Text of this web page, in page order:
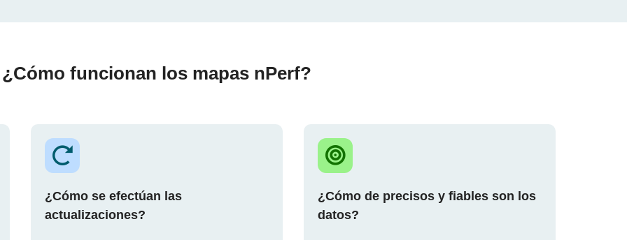
¿Cómo funcionan los mapas nPerf?
¿Cómo se efectúan las
actualizaciones?
¿Cómo de precisos y fiables son los
datos?